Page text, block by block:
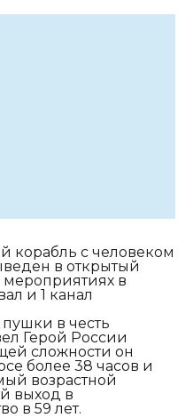
корабль с человеком
в открытый
в
и 1 канал
в честь
Герой России
сложности он
более 38 часов и
возрастной
выход в
в 59 лет.